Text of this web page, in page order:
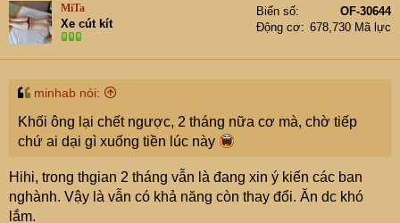
MiTa
Xe cút kít
Biển số
OF-30644
Động cơ
678,730 Mã lực
minhab nói:
Khối ông lại chết ngược, 2 tháng nữa cơ mà, chờ tiếp
chứ ai dại gì xuống tiền lúc này
Hihi, trong thgian 2 tháng vẫn là đang xin ý kiến các ban
nghành. Vậy là vẫn có khả năng còn thay đổi. Ăn dc khó
lắm.